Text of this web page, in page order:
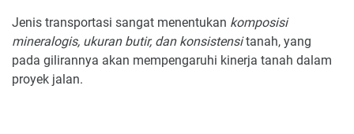
Jenis transportasi sangat menentukan komposisi
mineralogis, ukuran butir, dan konsistensitanah, yang
pada gilirannya akan mempengaruhi kinerja tanah dalam
proyek jalan.